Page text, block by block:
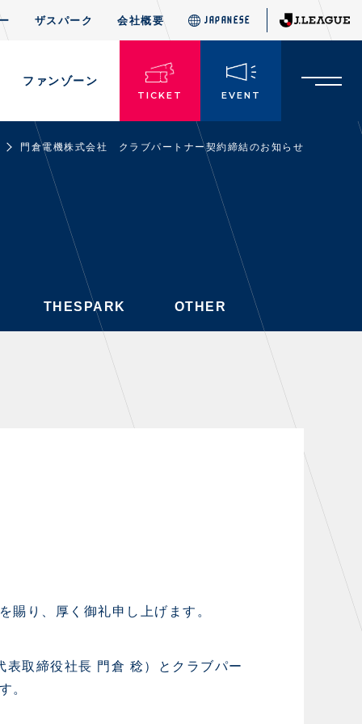
ザスパーク 会社概要 JAPANESE
ファンゾーン
TICKET EVENT
JAPANESE
チケット情報
・前売・当日チケット
・発売日
・優待チケット
・企画チケット
・法人シーズンシート
拠点一覧
クラブについて（エンブレム・ロゴ
門倉電機株式会社 クラブパートナー契約締結のお知らせ
THESPARK OTHER
THESPARK OTHER
り、厚く御礼申し上げます。
取締役社長 門倉 稔）とクラブパー
。